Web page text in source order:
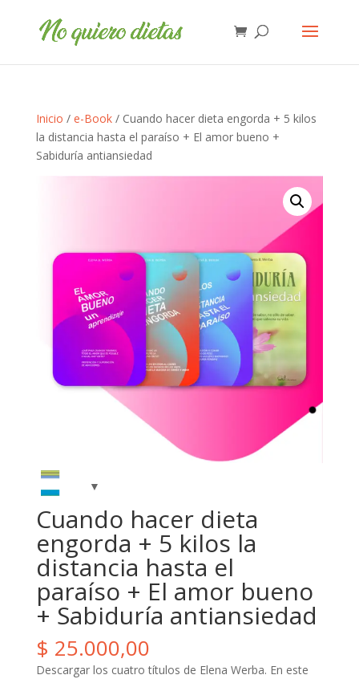
Inicio / e-Book/ Cuando hacer dieta engorda + 5 kilos
la distancia hasta el paraíso + El amor bueno +
Sabiduría antiansiedad
Cuando hacer dieta
engorda + 5 kilos la
distancia hasta el
paraíso + El amor bueno
+ Sabiduría antiansiedad
$ 25.000,00
Descargar los cuatro títulos de Elena Werba. En este